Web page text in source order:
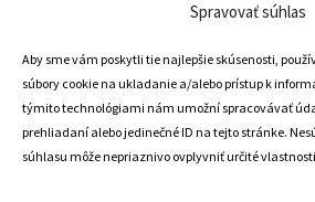
Spravovať súhlas
Aby sme vám poskytli tie najlepšie skúsenosti,
súbory cookie na ukladanie a/alebo prístup k
týmito technológiami nám umožní spracovávať
prehliadaní alebo jedinečné ID na tejto stránke.
súhlasu môže nepriaznivo ovplyvniť určité
Trstená 02801
+421 905 806 234